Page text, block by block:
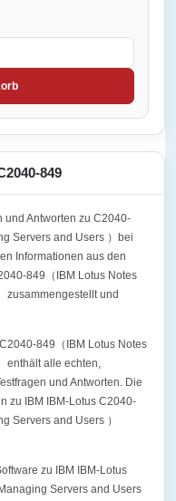
849
und Antworten zu C2040-
Servers and Users ）bei
Informationen aus den
849（IBM Lotus Notes
zusammengestellt und
849（IBM Lotus Notes
enthält alle echten,
und Antworten. Die
zu IBM IBM-Lotus C2040-
Servers and Users ）
zu IBM IBM-Lotus
Servers and Users